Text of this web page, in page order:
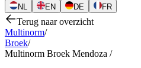
NL EN DE FR
Terug naar overzicht
Multinorm/
Broek/
Multinorm Broek Mendoza /